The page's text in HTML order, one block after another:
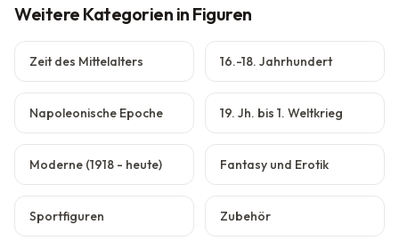
Weitere Kategorien in Figuren
Zeit des Mittelalters 16.-18. Jahrhundert
Napoleonische Epoche 19. Jh. bis 1. Weltkrieg
Moderne (1918 - heute) Fantasy und Erotik
Sportfiguren Zubehör